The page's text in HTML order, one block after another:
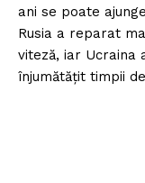
ani se poate
Rusia a reparat
viteză, iar Ucraina
înjumătăţit timpii